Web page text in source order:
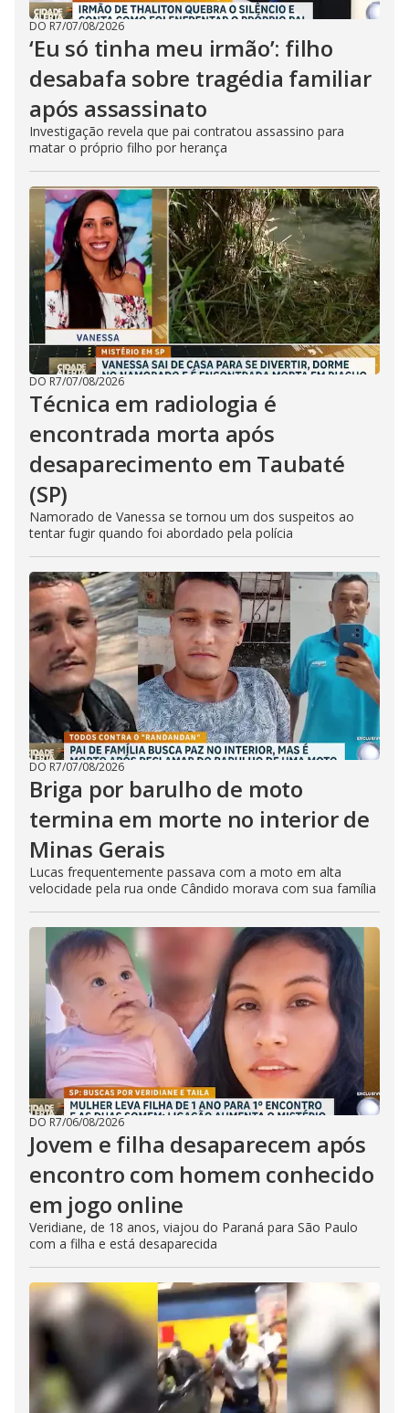
DO R7/07/08/2026
‘Eu só tinha meu irmão’: filho
desabafa sobre tragédia familiar
após assassinato
Investigação revela que pai contratou assassino para
matar o próprio filho por herança
DO R7/07/08/2026
Técnica em radiologia é
encontrada morta após
desaparecimento em Taubaté
(SP)
Namorado de Vanessa se tornou um dos suspeitos ao
tentar fugir quando foi abordado pela polícia
DO R7/07/08/2026
Briga por barulho de moto
termina em morte no interior de
Minas Gerais
Lucas frequentemente passava com a moto em alta
velocidade pela rua onde Cândido morava com sua família
DO R7/06/08/2026
Jovem e filha desaparecem após
encontro com homem conhecido
em jogo online
Veridiane, de 18 anos, viajou do Paraná para São Paulo
com a filha e está desaparecida